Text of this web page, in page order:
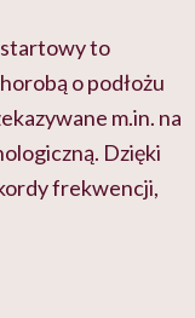
startowy to
o podłożu
m.in. na
Dzięki
frekwencji,